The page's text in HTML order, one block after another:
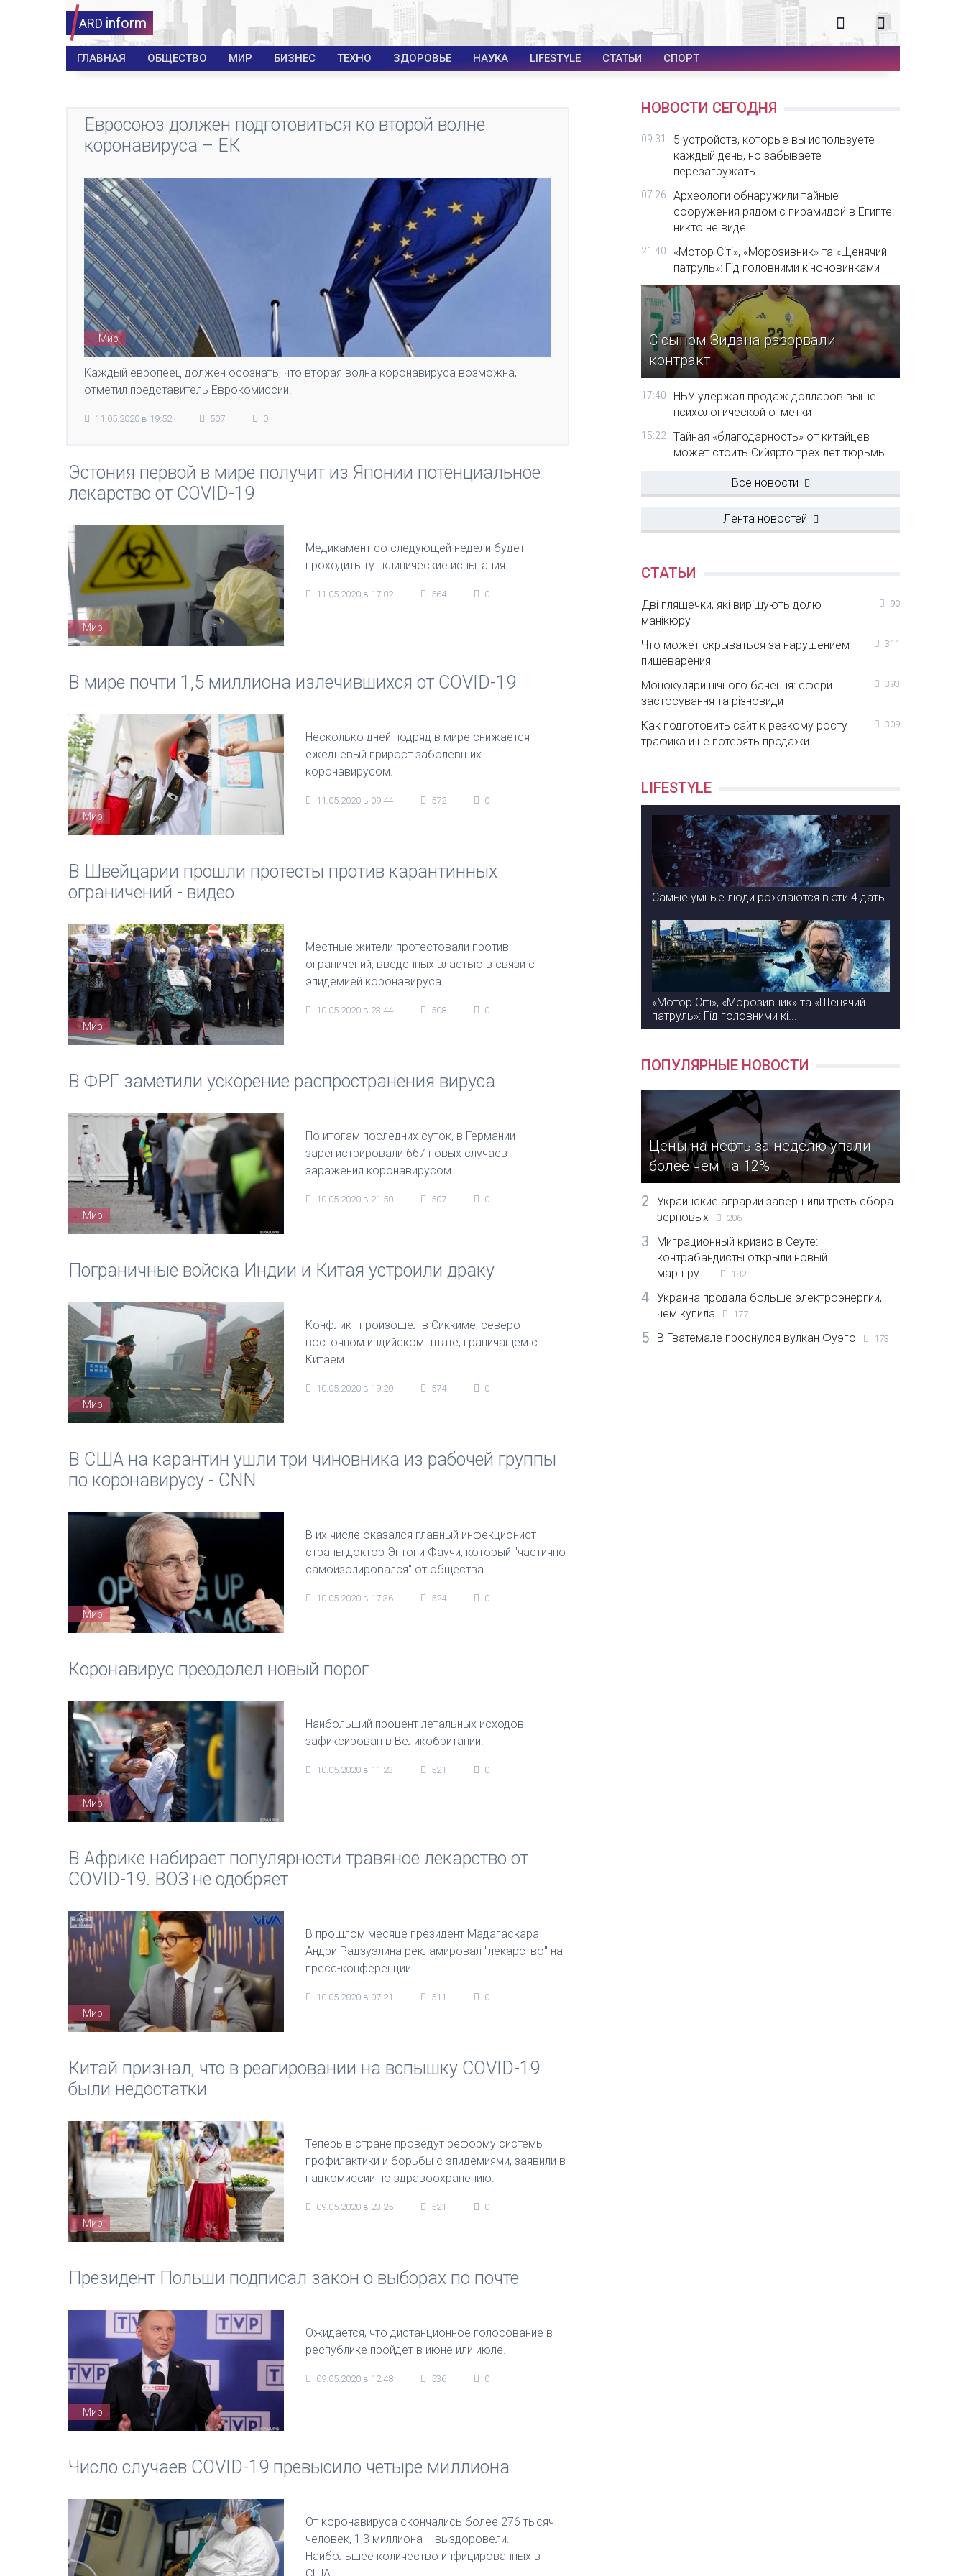
ARD inform
ГЛАВНАЯ ОБЩЕСТВО МИР БИЗНЕС ТЕХНО ЗДОРОВЬЕ НАУКА LIFESTYLE СТАТЬИ СПОРТ
Евросоюз должен подготовиться ко второй волне
коронавируса – ЕК
Мир
Каждый европеец должен осознать, что вторая волна коронавируса возможна,
отметил представитель Еврокомиссии.
11.05.2020 в 19:52 507 0
Эстония первой в мире получит из Японии потенциальное
лекарство от COVID-19
Мир
Медикамент со следующей недели будет
проходить тут клинические испытания
11.05.2020 в 17:02 564 0
В мире почти 1,5 миллиона излечившихся от COVID-19
Мир
Несколько дней подряд в мире снижается
ежедневый прирост заболевших
коронавирусом.
11.05.2020 в 09:44 572 0
В Швейцарии прошли протесты против карантинных
ограничений - видео
Мир
Местные жители протестовали против
ограничений, введенных властью в связи с
эпидемией коронавируса
10.05.2020 в 23:44 508 0
В ФРГ заметили ускорение распространения вируса
Мир
По итогам последних суток, в Германии
зарегистрировали 667 новых случаев
заражения коронавирусом
10.05.2020 в 21:50 507 0
Пограничные войска Индии и Китая устроили драку
Мир
Конфликт произошел в Сиккиме, северо-
восточном индийском штате, граничащем с
Китаем
10.05.2020 в 19:20 574 0
В США на карантин ушли три чиновника из рабочей группы
по коронавирусу - CNN
Мир
В их числе оказался главный инфекционист
страны доктор Энтони Фаучи, который "частично
самоизолировался" от общества
10.05.2020 в 17:36 524 0
Коронавирус преодолел новый порог
Мир
Наибольший процент летальных исходов
зафиксирован в Великобритании.
10.05.2020 в 11:23 521 0
В Африке набирает популярности травяное лекарство от
COVID-19. ВОЗ не одобряет
Мир
В прошлом месяце президент Мадагаскара
Андри Радзуэлина рекламировал "лекарство" на
пресс-конференции
10.05.2020 в 07:21 511 0
Китай признал, что в реагировании на вспышку COVID-19
были недостатки
Мир
Теперь в стране проведут реформу системы
профилактики и борьбы с эпидемиями, заявили в
нацкомиссии по здравоохранению.
09.05.2020 в 23:25 521 0
Президент Польши подписал закон о выборах по почте
Мир
Ожидается, что дистанционное голосование в
республике пройдет в июне или июле.
09.05.2020 в 12:48 536 0
Число случаев COVID-19 превысило четыре миллиона
От коронавируса скончались более 276 тысяч
человек, 1,3 миллиона − выздоровели.
Наибольшее количество инфицированных в
НОВОСТИ СЕГОДНЯ
09:31
5 устройств, которые вы используете
каждый день, но забываете
перезагружать
07:26
Археологи обнаружили тайные
сооружения рядом с пирамидой в Египте:
никто не виде...
21:40
«Мотор Сіті», «Морозивник» та «Щенячий
патруль»: Гід головними кіноновинками
С сыном Зидана разорвали
контракт
17:40
НБУ удержал продаж долларов выше
психологической отметки
15:22
Тайная «благодарность» от китайцев
может стоить Сийярто трех лет тюрьмы
Все новости
Лента новостей
СТАТЬИ
Дві пляшечки, які вирішують долю
манікюру
90
Что может скрываться за нарушением
пищеварения
311
Монокуляри нічного бачення: сфери
застосування та різновиди
393
Как подготовить сайт к резкому росту
трафика и не потерять продажи
309
LIFESTYLE
Самые умные люди рождаются в эти 4 даты
«Мотор Сіті», «Морозивник» та «Щенячий
патруль»: Гід головними кі...
ПОПУЛЯРНЫЕ НОВОСТИ
Цены на нефть за неделю упали
более чем на 12%
2
Украинские аграрии завершили треть сбора
зерновых
206
3
Миграционный кризис в Сеуте:
контрабандисты открыли новый
маршрут...
182
4
Украина продала больше электроэнергии,
чем купила
177
5 В Гватемале проснулся вулкан Фуэго 173